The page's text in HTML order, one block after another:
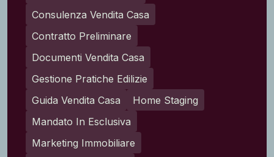
Consulenza Vendita Casa
Contratto Preliminare
Documenti Vendita Casa
Gestione Pratiche Edilizie
Guida Vendita Casa
Home Staging
Mandato In Esclusiva
Marketing Immobiliare